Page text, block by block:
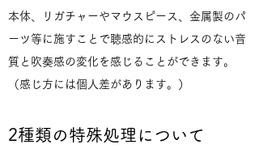
本体、リガチャーやマウスピース、金属製のパ
ーツ等に施すことで聴感的にストレスのない音
質と吹奏感の変化を感じることができます。
（感じ方には個人差があります。）
2種類の特殊処理について